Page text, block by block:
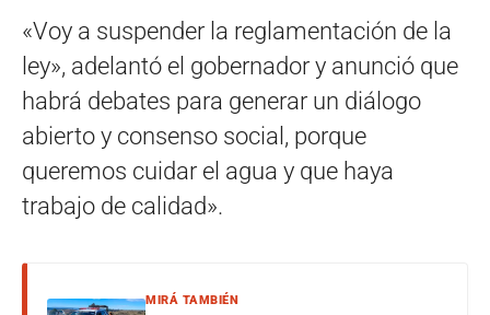
«Voy a suspender la reglamentación de la
ley», adelantó el gobernador y anunció que
habrá debates para generar un diálogo
abierto y consenso social, porque
queremos cuidar el agua y que haya
trabajo de calidad».
MIRÁ TAMBIÉN